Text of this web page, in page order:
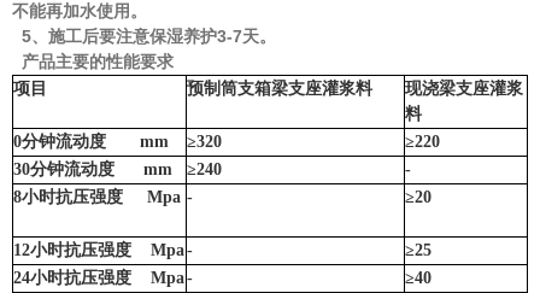
不能再加水使用。
5、施工后要注意保湿养护3-7天。
产品主要的性能要求
项目 预制筒支箱梁支座灌浆料
现浇梁支座灌浆
料
0分钟流动度 mm
≥320
≥220
30分钟流动度 mm
≥240
-
8小时抗压强度 Mpa - ≥20
12小时抗压强度 Mpa-
≥25
24小时抗压强度 Mpa-
≥40